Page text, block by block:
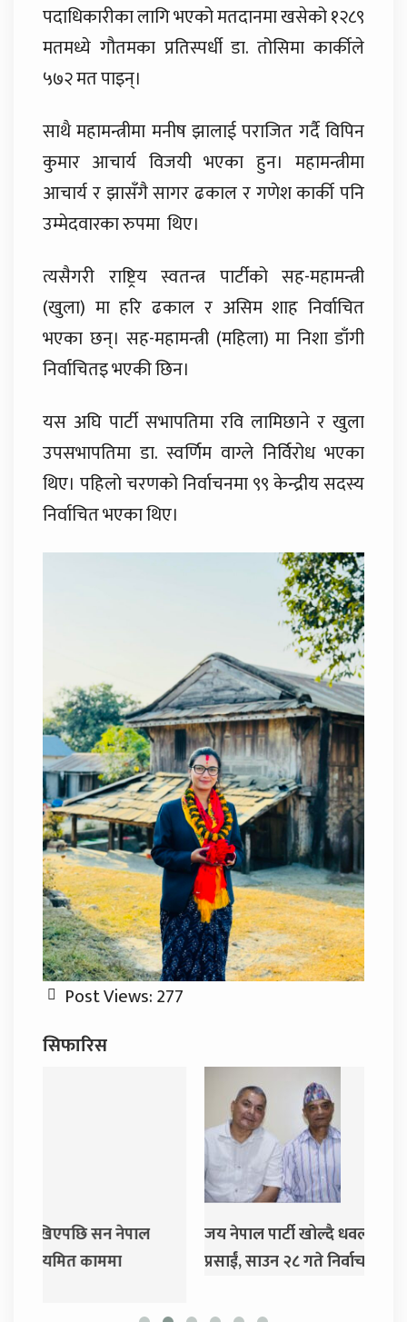
पदाधिकारीका लागि भएको मतदानमा खसेको १२८९
मतमध्ये गौतमका प्रतिस्पर्धी डा. तोसिमा कार्कीले
५७२ मत पाइन्।
साथै महामन्त्रीमा मनीष झालाई पराजित गर्दै विपिन
कुमार आचार्य विजयी भएका हुन। महामन्त्रीमा
आचार्य र झासँगै सागर ढकाल र गणेश कार्की पनि
उम्मेदवारका रुपमा थिए।
त्यसैगरी राष्ट्रिय स्वतन्त्र पार्टीको सह-महामन्त्री
(खुला) मा हरि ढकाल र असिम शाह निर्वाचित
भएका छन्। सह-महामन्त्री (महिला) मा निशा डाँगी
निर्वाचितइ भएकी छिन।
यस अघि पार्टी सभापतिमा रवि लामिछाने र खुला
उपसभापतिमा डा. स्वर्णिम वाग्ले निर्विरोध भएका
थिए। पहिलो चरणको निर्वाचनमा ९९ केन्द्रीय सदस्य
निर्वाचित भएका थिए।
Post Views:277
सिफारिस
जय नेपाल पार्टी खोल्दै धवल शम्शेर र दुर्गा
प्रसाईं, साउन २८ गते निर्वाचन आयोग जाने